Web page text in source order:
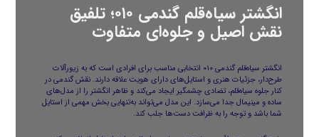
انگشتر سیاه‌قلم گندمی ۰۱۰؛ تلفیق
نقش اصیل و جلوه‌ای متفاوت
انگشتر سیاه‌قلم گندمی ۰۱۰ انتخابی مناسب برای افرادی است که به زیورآلات
طرح‌دار، جزئیات هنری و استایل‌های دارای هویت علاقه دارند. نقش گندمی در
کنار جلوه سیاه‌قلم، تضادی چشمگیر ایجاد می‌کند و ظاهر انگشتر را از مدل‌های
ساده و مینیمال جدا می‌سازد. این مدل می‌تواند به‌تنهایی بخش مهمی از استایل
شما باشد و توجه را به ظرافت دست‌ها جلب کند.